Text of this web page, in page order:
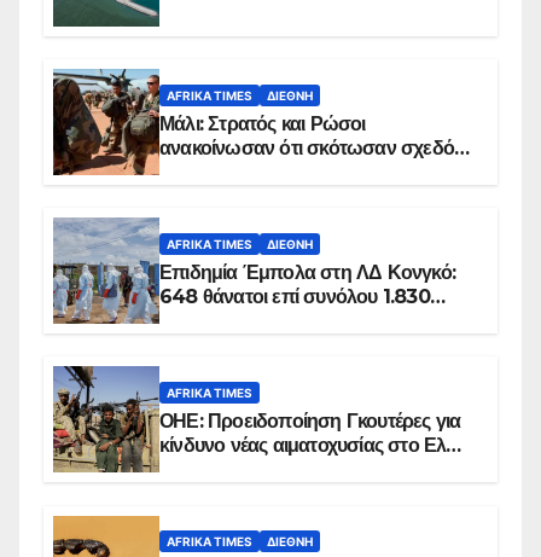
AFRIKA TIMES ΔΙΕΘΝΉ
Μάλι: Στρατός και Ρώσοι
ανακοίνωσαν ότι σκότωσαν σχεδόν
AFRIKA TIMES ΔΙΕΘΝΉ
Επιδημία Έμπολα στη ΛΔ Κονγκό:
648 θάνατοι επί συνόλου 1.830
AFRIKA TIMES
ΟΗΕ: Προειδοποίηση Γκουτέρες για
κίνδυνο νέας αιματοχυσίας στο Ελ
AFRIKA TIMES ΔΙΕΘΝΉ